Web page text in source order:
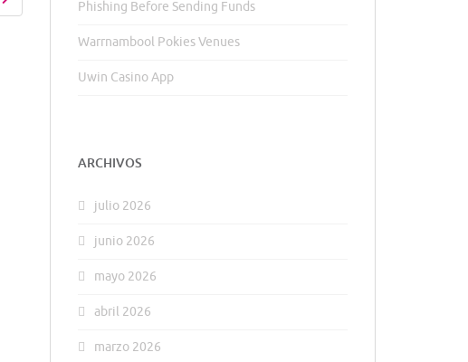
Phishing Before Sending Funds
Warrnambool Pokies Venues
Uwin Casino App
ARCHIVOS
julio 2026
junio 2026
mayo 2026
abril 2026
marzo 2026